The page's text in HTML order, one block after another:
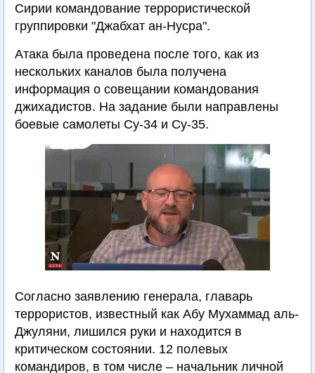
Сирии командование террористической
группировки "Джабхат ан-Нусра".
Атака была проведена после того, как из
нескольких каналов была получена
информация о совещании командования
джихадистов. На задание были направлены
боевые самолеты Су-34 и Су-35.
Согласно заявлению генерала, главарь
террористов, известный как Абу Мухаммад аль-
Джуляни, лишился руки и находится в
критическом состоянии. 12 полевых
командиров, в том числе – начальник личной